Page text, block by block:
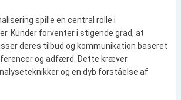
spille en central rolle i
Kunder forventer i stigende grad, at
deres tilbud og kommunikation baseret
og adfærd. Dette kræver
og en dyb forståelse af